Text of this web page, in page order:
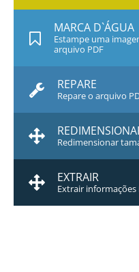
MARCA D`ÁGUA
Estampe uma
arquivo PDF
REPARE
Repare o arquivo
Redimensionar
EXTRAIR
Extrair